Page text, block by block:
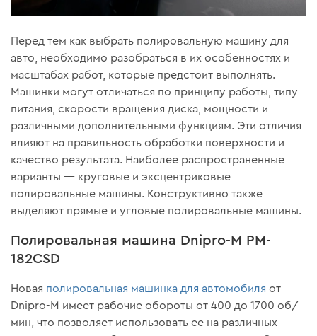
Перед тем как выбрать полировальную машину для
авто, необходимо разобраться в их особенностях и
масштабах работ, которые предстоит выполнять.
Машинки могут отличаться по принципу работы, типу
питания, скорости вращения диска, мощности и
различными дополнительными функциям. Эти отличия
влияют на правильность обработки поверхности и
качество результата. Наиболее распространенные
варианты — круговые и эксцентриковые
полировальные машины. Конструктивно также
выделяют прямые и угловые полировальные машины.
Полировальная машина Dnipro-M PM-
182CSD
Новая полировальная машинка для автомобиля от
Dnipro-M имеет рабочие обороты от 400 до 1700 об/
мин, что позволяет использовать ее на различных